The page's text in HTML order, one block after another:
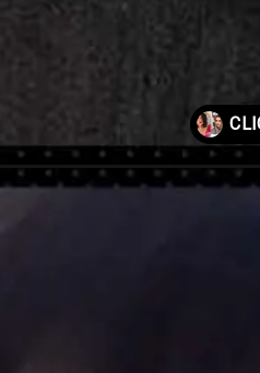
2024/